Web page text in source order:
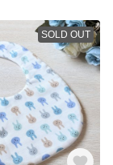
SOLD OUT